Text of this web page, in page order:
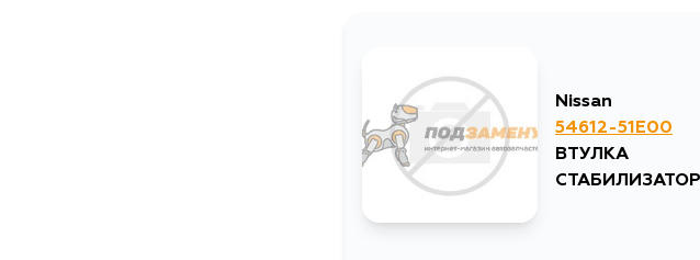
Nissan
54612-51E00
ВТУЛКА